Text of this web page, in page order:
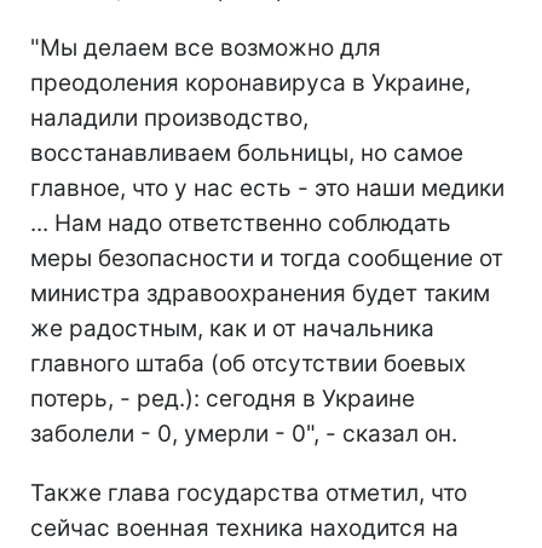
"Мы делаем все возможно для
преодоления коронавируса в Украине,
наладили производство,
восстанавливаем больницы, но самое
главное, что у нас есть - это наши медики
... Нам надо ответственно соблюдать
меры безопасности и тогда сообщение от
министра здравоохранения будет таким
же радостным, как и от начальника
главного штаба (об отсутствии боевых
потерь, - ред.): сегодня в Украине
заболели - 0, умерли - 0", - сказал он.
Также глава государства отметил, что
сейчас военная техника находится на